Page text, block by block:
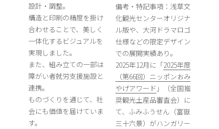
設計・調整。
構造と印刷の精度を掛け
合わせることで、美しく
一体化するビジュアルを
実現しました。
また、組み立ての一部は
障がい者就労支援施設と
連携。
ものづくりを通じて、社
会にも価値を届けていま
す。
備考・特記事項：浅草文
化観光センターオリジナ
ル版や、大河ドラマロゴ
仕様などの限定デザイン
での展開実績あり。
2025年12月に「2025年度
（第66回）ニッポンおみ
やげアワード 」（全国推
奨観光土産品審査会）に
て、ふみふうせん（富嶽
三十六景）がハンガリー